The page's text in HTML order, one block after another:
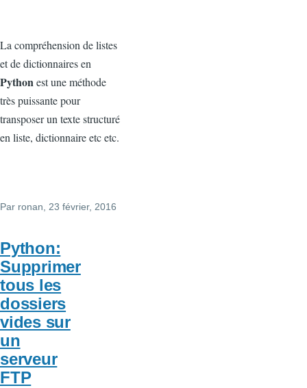
La compréhension de listes
et de dictionnaires en
Pythonest une méthode
très puissante pour
transposer un texte structuré
en liste, dictionnaire etc etc.
Par ronan, 23 février, 2016
Python:
Supprimer
tous les
dossiers
vides sur
un
serveur
FTP